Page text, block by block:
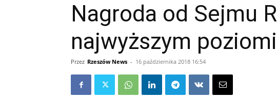
Nagroda od Sejmu
najwyższym
Przez Rzeszów News - 16 października 2018 16:54